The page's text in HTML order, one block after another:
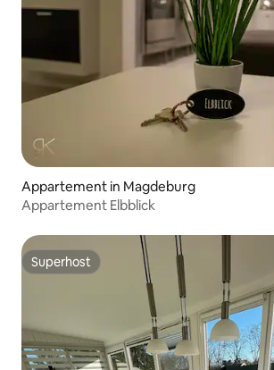
Appartement in Magdeburg
Appartement Elbblick
Superhost
Superhost